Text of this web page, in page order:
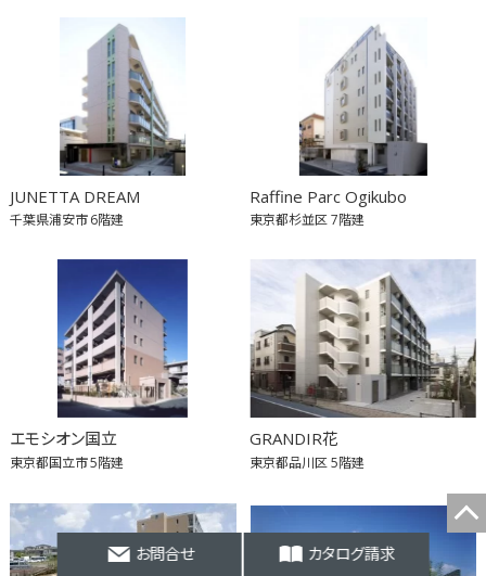
JUNETTA DREAM
千葉県浦安市6階建
Raffine Parc Ogikubo
東京都杉並区7階建
エモシオン国立
東京都国立市5階建
GRANDIR花
東京都品川区5階建
お問合せ カタログ請求